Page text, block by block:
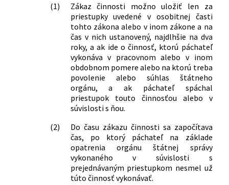
513/2009 Z. z.
Zákon o dráhach a o zmene a doplnení
niektorých zákonov
Zákon, ktorým sa mení zákon č.
57/1998 Z. z. o Železničnej polícii v
znení neskorších predpisov a o zmene a
doplnení niektorých zákonov
433/2010 Z. z.
Zákon, ktorým sa mení a dopĺňa zákon
č. 513/2009 Z. z. o dráhach a o zmene a
doplnení niektorých zákonov a ktorým
sa menia a dopĺňajú niektoré zákony
547/2010 Z. z.
Zákon o začlenení Železničnej polície
do Policajného zboru a o zmene a
doplnení niektorých zákonov
313/2011 Z. z.
Zákon, ktorým sa mení a dopĺňa zákon
č. 8/2009 Z. z. o cestnej premávke a o
zmene a doplnení niektorých zákonov
(1)
Zákaz činnosti možno uložiť len za
priestupky uvedené v osobitnej časti
tohto zákona alebo v inom zákone a na
čas v nich ustanovený, najdlhšie na dva
roky, a ak ide o činnosť, ktorú páchateľ
vykonáva v pracovnom alebo v inom
obdobnom pomere alebo na ktorú treba
povolenie alebo súhlas štátneho
orgánu, a ak páchateľ spáchal
priestupok touto činnosťou alebo v
súvislosti s ňou.
(2)
Do času zákazu činnosti sa započítava
čas, po ktorý páchateľ na základe
opatrenia orgánu štátnej správy
vykonaného v súvislosti s
prejednávaným priestupkom nesmel už
túto činnosť vykonávať.